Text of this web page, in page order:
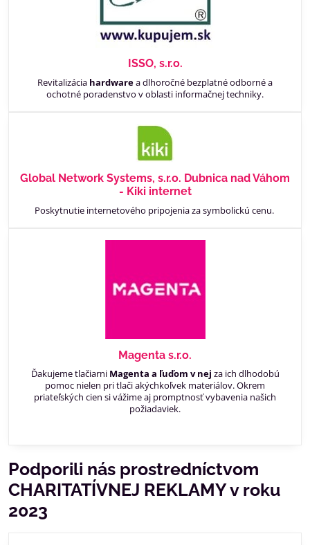
ISSO, s.r.o.
Revitalizácia hardwarea dlhoročné bezplatné odborné a
ochotné poradenstvo v oblasti informačnej techniky.
Global Network Systems, s.r.o. Dubnica nad Váhom
- Kiki internet
Poskytnutie internetového pripojenia za symbolickú cenu.
Magenta s.r.o.
Ďakujeme tlačiarni Magenta a ľuďom v nej za ich dlhodobú
pomoc nielen pri tlači akýchkoľvek materiálov. Okrem
priateľských cien si vážime aj promptnosť vybavenia našich
požiadaviek.
Podporili nás prostredníctvom
CHARITATÍVNEJ REKLAMY v roku
2023